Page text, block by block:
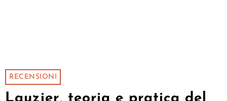
RECENSIONI